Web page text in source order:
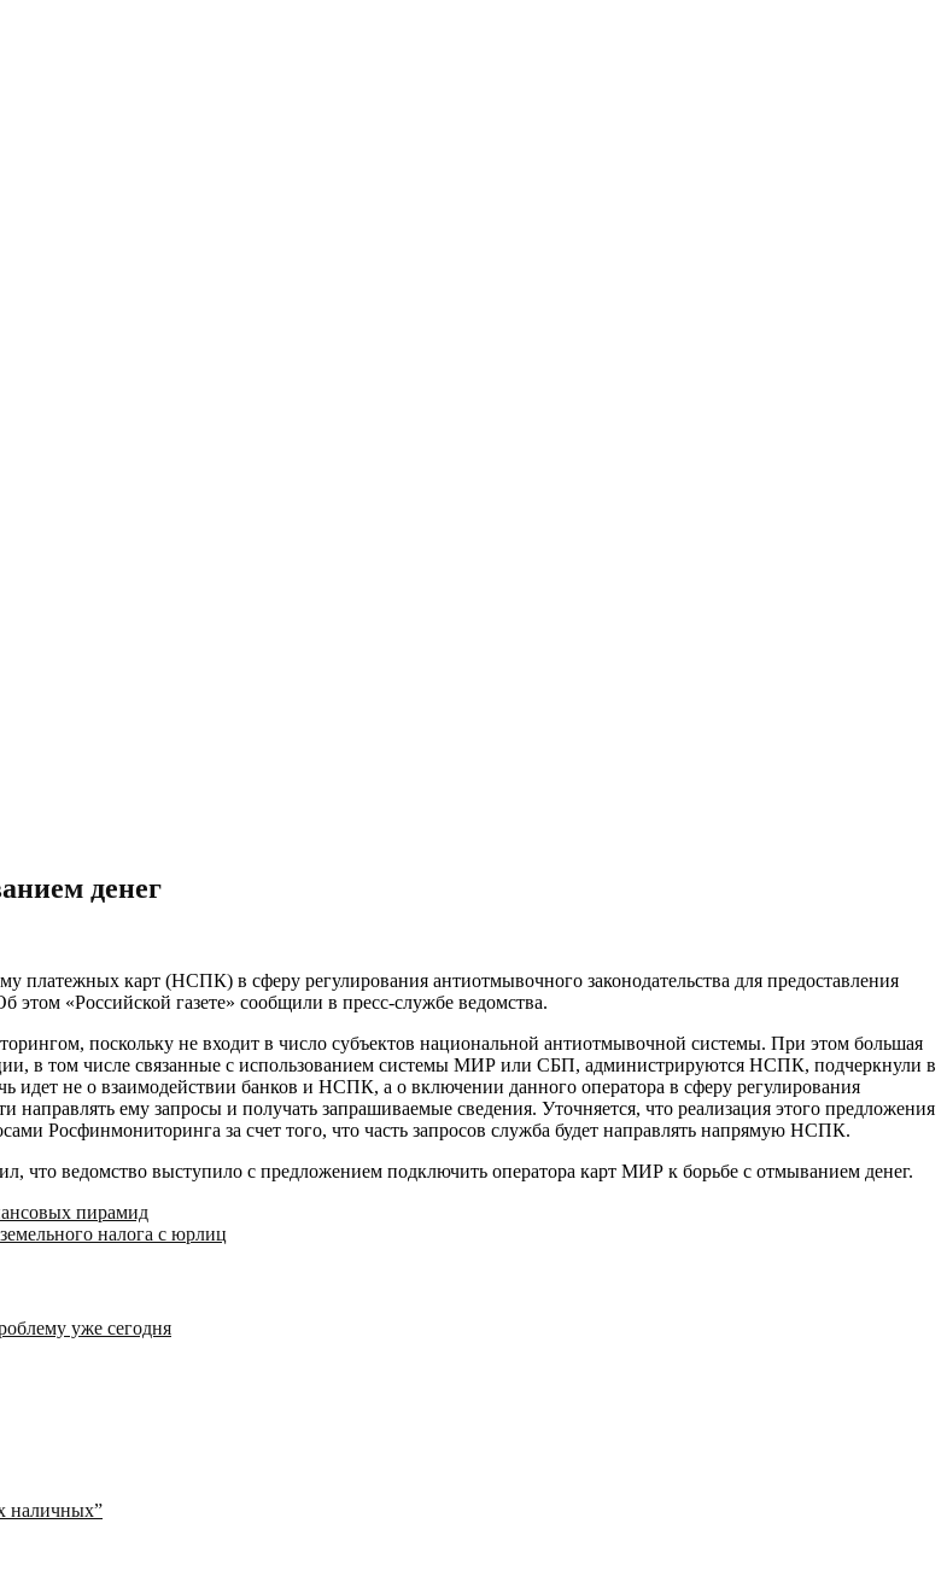
денег
карт (НСПК) в сферу регулирования антиотмывочного законодательства для предоставления
«Российской газете» сообщили в пресс-службе ведомства.
поскольку не входит в число субъектов национальной антиотмывочной системы. При этом большая
в том числе связанные с использованием системы МИР или СБП, администрируются НСПК, подчеркнули в
идет не о взаимодействии банков и НСПК, а о включении данного оператора в сферу регулирования
направлять ему запросы и получать запрашиваемые сведения. Уточняется, что реализация этого предложения
Росфинмониторинга за счет того, что часть запросов служба будет направлять напрямую НСПК.
что ведомство выступило с предложением подключить оператора карт МИР к борьбе с отмыванием денег.
пирамид
налога с юрлиц
уже сегодня
наличных”